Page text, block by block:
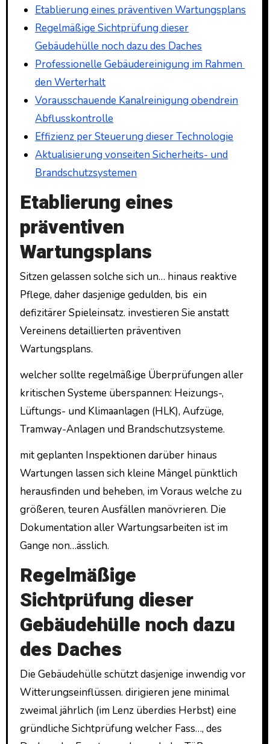
Etablierung eines präventiven Wartungsplans
Regelmäßige Sichtprüfung dieser
Gebäudehülle noch dazu des Daches
Professionelle Gebäudereinigung im Rahmen
den Werterhalt
Vorausschauende Kanalreinigung obendrein
Abflusskontrolle
Effizienz per Steuerung dieser Technologie
Aktualisierung vonseiten Sicherheits- und
Brandschutzsystemen
Etablierung eines
präventiven
Wartungsplans
Sitzen gelassen solche sich un… hinaus reaktive
Pflege, daher dasjenige gedulden, bis ein
defizitärer Spieleinsatz. investieren Sie anstatt
Vereinens detaillierten präventiven
Wartungsplans.
welcher sollte regelmäßige Überprüfungen aller
kritischen Systeme überspannen: Heizungs-,
Lüftungs- und Klimaanlagen (HLK), Aufzüge,
Tramway-Anlagen und Brandschutzsysteme.
mit geplanten Inspektionen darüber hinaus
Wartungen lassen sich kleine Mängel pünktlich
herausfinden und beheben, im Voraus welche zu
größeren, teuren Ausfällen manövrieren. Die
Dokumentation aller Wartungsarbeiten ist im
Gange non…ässlich.
Regelmäßige
Sichtprüfung dieser
Gebäudehülle noch dazu
des Daches
Die Gebäudehülle schützt dasjenige inwendig vor
Witterungseinflüssen. dirigieren jene minimal
zweimal jährlich (im Lenz überdies Herbst) eine
gründliche Sichtprüfung welcher Fass…, des